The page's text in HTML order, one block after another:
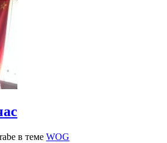
в теме WOG